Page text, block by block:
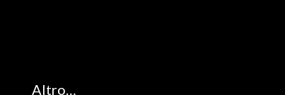
Altro…